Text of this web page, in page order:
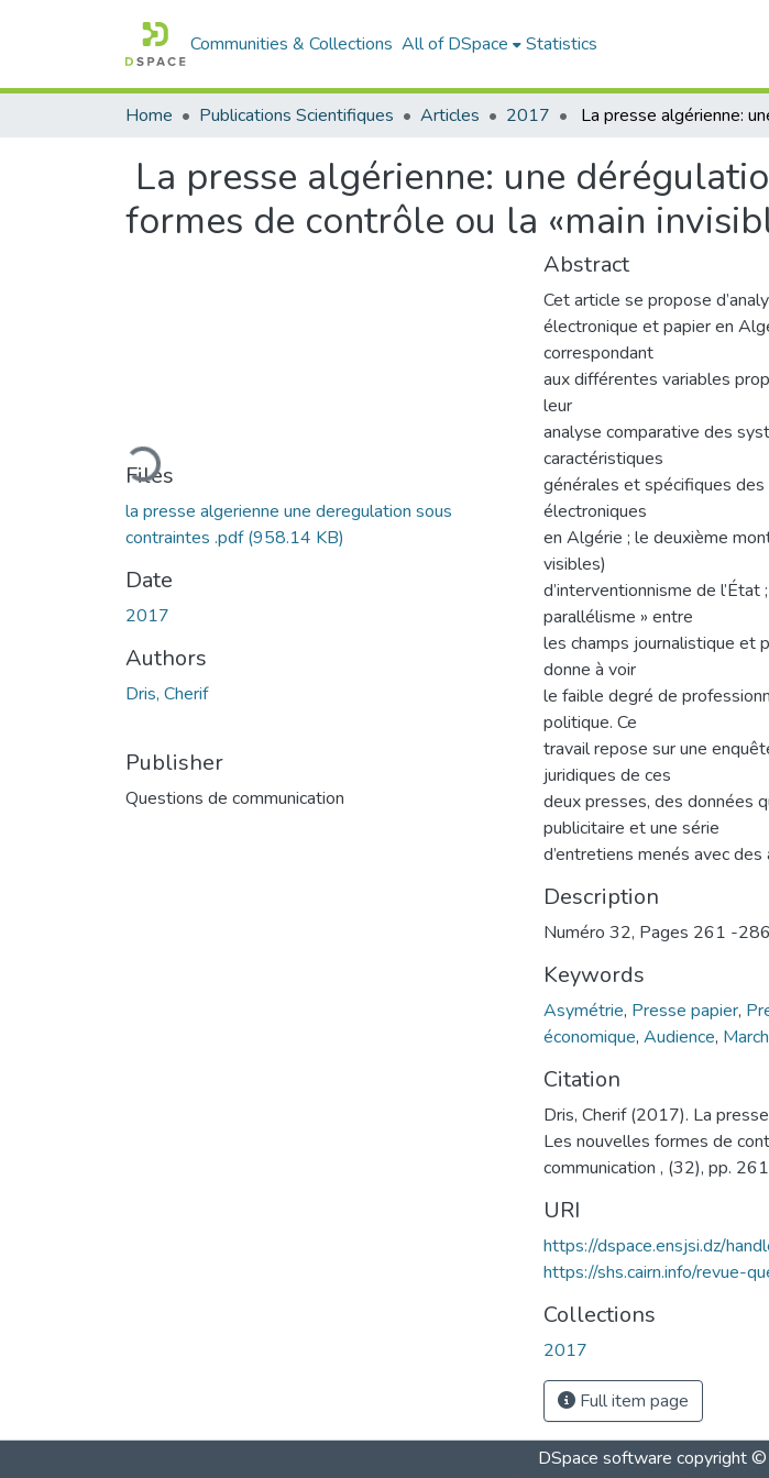
Communities & Collections All of DSpace Statistics
Home Publications Scientifiques Articles 2017
La presse algérienne: une
formes de contrôle ou la «main
Loading...
Files
la presse algerienne une deregulation sous
contraintes .pdf(958.14 KB)
Date
2017
Authors
Dris, Cherif
Publisher
Questions de communication
Abstract
Cet article se propose
électronique et papier en
correspondant
aux différentes variables
leur
analyse comparative des
caractéristiques
générales et spécifiques
électroniques
en Algérie ; le deuxième
visibles)
d’interventionnisme de l’État
parallélisme » entre
les champs journalistique et
donne à voir
le faible degré de
politique. Ce
travail repose sur une
juridiques de ces
deux presses, des données
publicitaire et une série
d’entretiens menés avec
Description
Numéro 32, Pages 261 -286
Keywords
Asymétrie, Presse papier,
économique, Audience,
Citation
Dris, Cherif (2017). La
Les nouvelles formes de
communication , (32), pp.
URI
https://dspace.ensjsi.dz/
https://shs.cairn.info/revue-
Collections
2017
Full item page
DSpace software copyright